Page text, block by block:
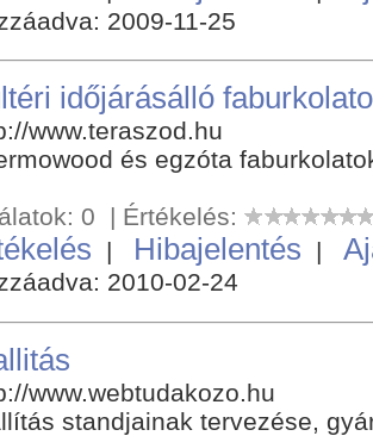
2009-11-25
időjárásálló
www.teraszod.hu
és egzóta
0 | Értékelés:
| Hibajelentés |
2010-02-24
www.webtudakozo.hu
standjainak tervezése,